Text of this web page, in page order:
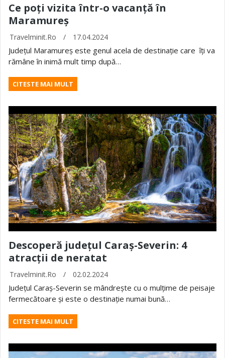
Ce poți vizita într-o vacanță în
Maramureș
Travelminit.ro / 17.04.2024
Județul Maramureș este genul acela de destinație care îți va
rămâne în inimă mult timp după…
CITESTE MAI MULT
Descoperă județul Caraș-Severin: 4
atracții de neratat
Travelminit.ro / 02.02.2024
Județul Caraș-Severin se mândrește cu o mulțime de peisaje
fermecătoare și este o destinație numai bună…
CITESTE MAI MULT